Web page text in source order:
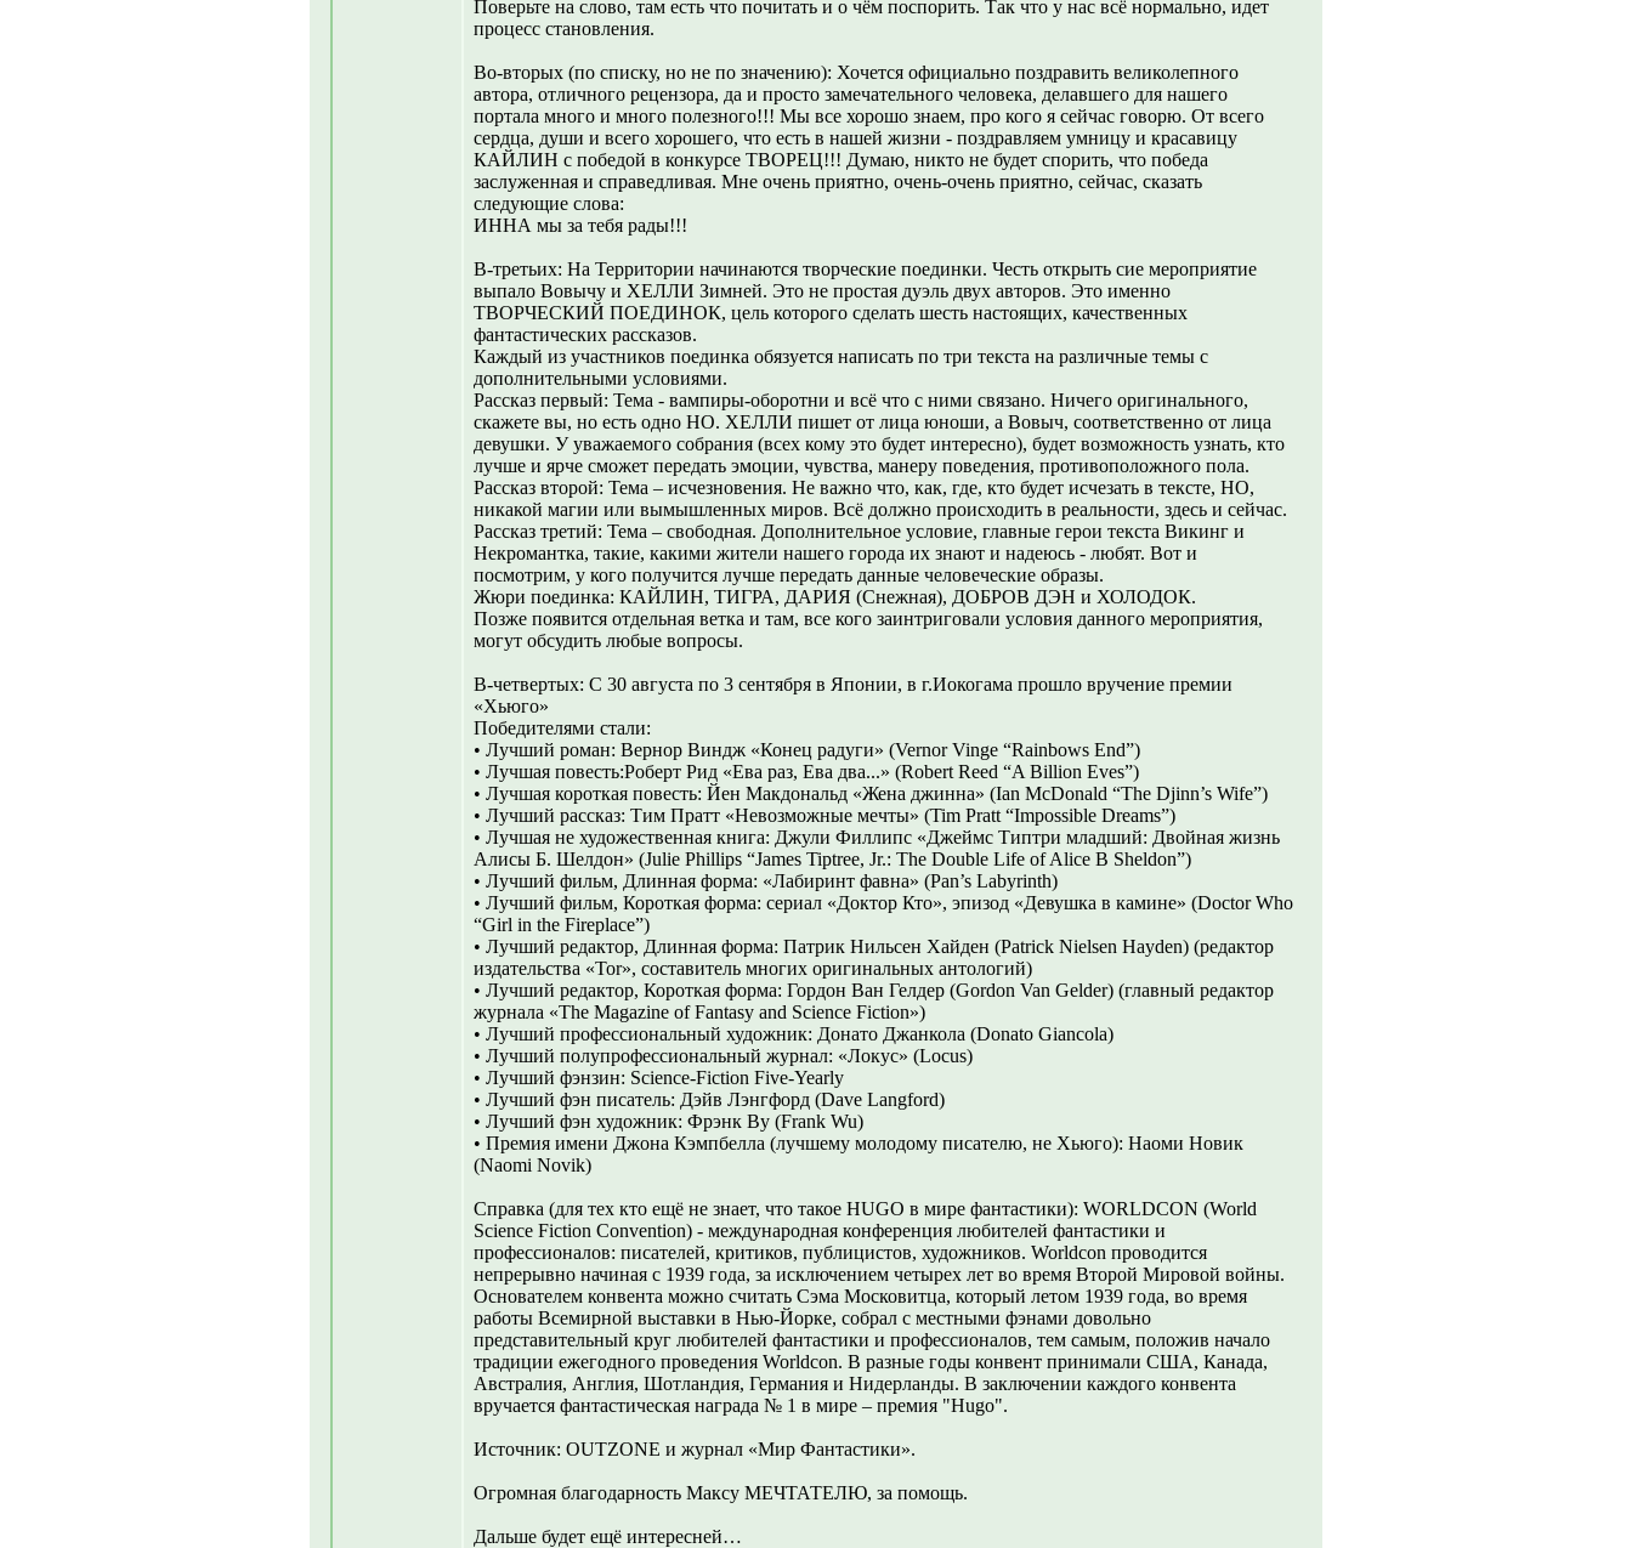
Поверьте на слово, там есть что почитать и о чём поспорить. Так что у нас всё нормально, идет
процесс становления.
Во-вторых (по списку, но не по значению): Хочется официально поздравить великолепного
автора, отличного рецензора, да и просто замечательного человека, делавшего для нашего
портала много и много полезного!!! Мы все хорошо знаем, про кого я сейчас говорю. От всего
сердца, души и всего хорошего, что есть в нашей жизни - поздравляем умницу и красавицу
КАЙЛИН с победой в конкурсе ТВОРЕЦ!!! Думаю, никто не будет спорить, что победа
заслуженная и справедливая. Мне очень приятно, очень-очень приятно, сейчас, сказать
следующие слова:
ИННА мы за тебя рады!!!
В-третьих: На Территории начинаются творческие поединки. Честь открыть сие мероприятие
выпало Вовычу и ХЕЛЛИ Зимней. Это не простая дуэль двух авторов. Это именно
ТВОРЧЕСКИЙ ПОЕДИНОК, цель которого сделать шесть настоящих, качественных
фантастических рассказов.
Каждый из участников поединка обязуется написать по три текста на различные темы с
дополнительными условиями.
Рассказ первый: Тема - вампиры-оборотни и всё что с ними связано. Ничего оригинального,
скажете вы, но есть одно НО. ХЕЛЛИ пишет от лица юноши, а Вовыч, соответственно от лица
девушки. У уважаемого собрания (всех кому это будет интересно), будет возможность узнать, кто
лучше и ярче сможет передать эмоции, чувства, манеру поведения, противоположного пола.
Рассказ второй: Тема – исчезновения. Не важно что, как, где, кто будет исчезать в тексте, НО,
никакой магии или вымышленных миров. Всё должно происходить в реальности, здесь и сейчас.
Рассказ третий: Тема – свободная. Дополнительное условие, главные герои текста Викинг и
Некромантка, такие, какими жители нашего города их знают и надеюсь - любят. Вот и
посмотрим, у кого получится лучше передать данные человеческие образы.
Жюри поединка: КАЙЛИН, ТИГРА, ДАРИЯ (Снежная), ДОБРОВ ДЭН и ХОЛОДОК.
Позже появится отдельная ветка и там, все кого заинтриговали условия данного мероприятия,
могут обсудить любые вопросы.
В-четвертых: С 30 августа по 3 сентября в Японии, в г.Иокогама прошло вручение премии
«Хьюго»
Победителями стали:
• Лучший роман: Вернор Виндж «Конец радуги» (Vernor Vinge “Rainbows End”)
• Лучшая повесть:Роберт Рид «Ева раз, Ева два...» (Robert Reed “A Billion Eves”)
• Лучшая короткая повесть: Йен Макдональд «Жена джинна» (Ian McDonald “The Djinn’s Wife”)
• Лучший рассказ: Тим Пратт «Невозможные мечты» (Tim Pratt “Impossible Dreams”)
• Лучшая не художественная книга: Джули Филлипс «Джеймс Типтри младший: Двойная жизнь
Алисы Б. Шелдон» (Julie Phillips “James Tiptree, Jr.: The Double Life of Alice B Sheldon”)
• Лучший фильм, Длинная форма: «Лабиринт фавна» (Pan’s Labyrinth)
• Лучший фильм, Короткая форма: сериал «Доктор Кто», эпизод «Девушка в камине» (Doctor Who
“Girl in the Fireplace”)
• Лучший редактор, Длинная форма: Патрик Нильсен Хайден (Patrick Nielsen Hayden) (редактор
издательства «Tor», составитель многих оригинальных антологий)
• Лучший редактор, Короткая форма: Гордон Ван Гелдер (Gordon Van Gelder) (главный редактор
журнала «The Magazine of Fantasy and Science Fiction»)
• Лучший профессиональный художник: Донато Джанкола (Donato Giancola)
• Лучший полупрофессиональный журнал: «Локус» (Locus)
• Лучший фэнзин: Science-Fiction Five-Yearly
• Лучший фэн писатель: Дэйв Лэнгфорд (Dave Langford)
• Лучший фэн художник: Фрэнк Ву (Frank Wu)
• Премия имени Джона Кэмпбелла (лучшему молодому писателю, не Хьюго): Наоми Новик
(Naomi Novik)
Справка (для тех кто ещё не знает, что такое HUGO в мире фантастики): WORLDCON (World
Science Fiction Convention) - международная конференция любителей фантастики и
профессионалов: писателей, критиков, публицистов, художников. Worldcon проводится
непрерывно начиная с 1939 года, за исключением четырех лет во время Второй Мировой войны.
Основателем конвента можно считать Сэма Московитца, который летом 1939 года, во время
работы Всемирной выставки в Нью-Йорке, собрал с местными фэнами довольно
представительный круг любителей фантастики и профессионалов, тем самым, положив начало
традиции ежегодного проведения Worldcon. В разные годы конвент принимали США, Канада,
Австралия, Англия, Шотландия, Германия и Нидерланды. В заключении каждого конвента
вручается фантастическая награда № 1 в мире – премия "Hugo".
Источник: OUTZONE и журнал «Мир Фантастики».
Огромная благодарность Максу МЕЧТАТЕЛЮ, за помощь.
Дальше будет ещё интересней…